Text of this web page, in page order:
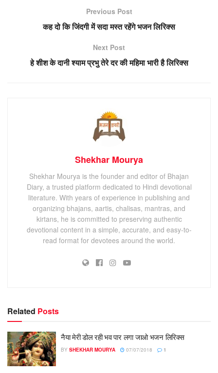
Previous Post
कह दो कि जिंदगी में सदा मस्त रहेंगे भजन लिरिक्स
Next Post
हे शीश के दानी श्याम प्रभु तेरे दर की महिमा भारी है लिरिक्स
Shekhar Mourya
Shekhar Mourya is the founder and editor of Bhajan
Diary, a trusted platform dedicated to Hindi devotional
literature. With years of experience in publishing and
organizing bhajans, aartis, chalisas, mantras, and
kirtans, he is committed to preserving authentic
devotional content in a simple, accurate, and easy-to-
read format for devotees around the world.
Related Posts
नैया मेरी डोल रही भव पार लगा जाओ भजन लिरिक्स
BY SHEKHAR MOURYA 07/07/2018 1